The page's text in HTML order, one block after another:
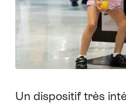
Un dispositif très